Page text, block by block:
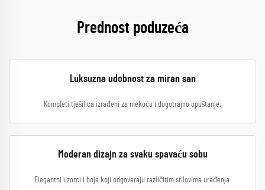
Prednost poduzeća
Luksuzna udobnost za miran san
Kompleti tješilica izrađeni za mekoću i dugotrajno opuštanje.
Moderan dizajn za svaku spavaću sobu
Elegantni uzorci i boje koji odgovaraju različitim stilovima uređenja.